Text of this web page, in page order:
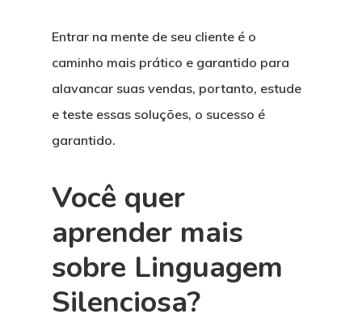
Entrar na mente de seu cliente é o
caminho mais prático e garantido para
alavancar suas vendas, portanto, estude
e teste essas soluções, o sucesso é
garantido.
Você quer
aprender mais
sobre Linguagem
Silenciosa?